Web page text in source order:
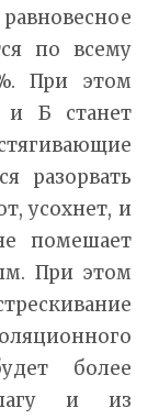
по всему
При этом
и Б станет
разорвать
усохнет, и
помешает
При этом
более
и из